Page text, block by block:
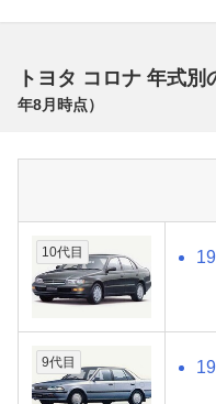
トヨタ コロナ 年式
年8月 時点）
10代目
9代目